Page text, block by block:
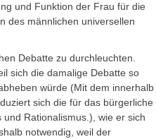
und Funktion der Frau für die
des männlichen universellen
Debatte zu durchleuchten.
sich die damalige Debatte so
würde (Mit dem innerhalb
sich die für das bürgerliche
Rationalismus.), wie er sich
notwendig, weil der